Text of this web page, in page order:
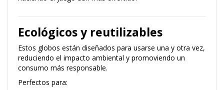
Ecológicos y reutilizables
Estos globos están diseñados para usarse una y otra vez,
reduciendo el impacto ambiental y promoviendo un
consumo más responsable.
Perfectos para: